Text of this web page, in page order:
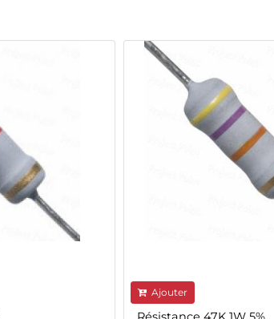
Ajouter